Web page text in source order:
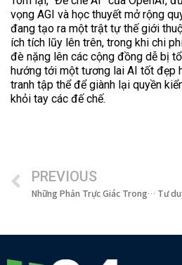
vọng AGI và học thuyết mở rộng
đang tạo ra một trật tự thế giới
ích tích lũy lên trên, trong khi chi
đè nặng lên các cộng đồng dễ bị
hướng tới một tương lai AI tốt đẹp
tranh tập thể để giành lại quyền
khỏi tay các đế chế.
PREVIOUS
Những Phản Trực Giác Trong Marketing và Lối Đi Nào Cho Thương Hiệu Xa Xỉ